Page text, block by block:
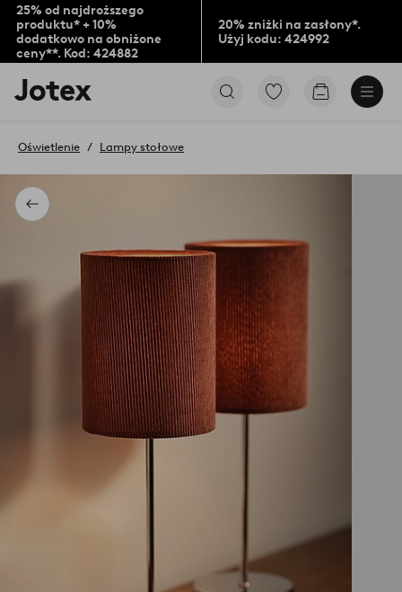
25% od najdroższego
produktu* + 10%
dodatkowo na obniżone
ceny**. Kod: 424882
20% zniżki na zasłony*.
Użyj kodu: 424992
Logo
Jotex
na
stronę
PrzejdźPrzejdź
Powrót
Oświetlenie Lampy stołowe